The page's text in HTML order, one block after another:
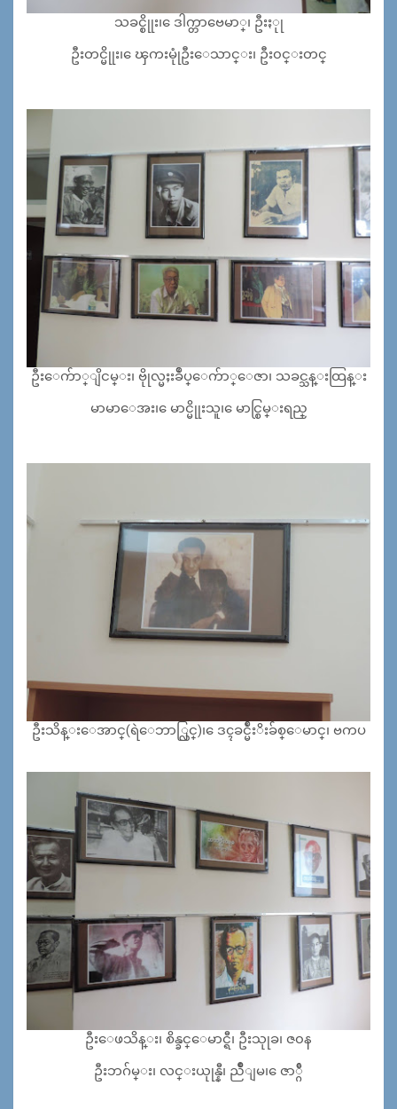
သခင္စိုုး၊ ေဒါက္တာဗေမာ္၊ ဦးႏုု
ဦးတင္မိုုး၊ ေၾကးမုုံဦးေသာင္း၊ ဦး၀င္းတင္
ဦးေက်ာ္ျိငမ္း၊ ဗိုုလ္မႈးခ်ဳပ္ေက်ာ္ေဇာ၊ သခင္သန္းထြန္း
မာမာေအး၊ ေမာင္မိုုးသူ၊ ေမာင္စြမ္းရည္
ဦးသိန္းေအာင္(ရဲေဘာ္လြင္)၊ ေဒၚခင္မ်ဳးိးခ်စ္ေမာင္၊ ဗကပ
ဦးေဖသိန္း၊ စိန္ခင္ေမာင္ရီ၊ ဦးသုုခ၊ ဇ၀န
ဦးဘဂ်မ္း၊ လင္းယုုန္နီ၊ ညိဳျမ၊ ေဇာ္ဂ်ီ